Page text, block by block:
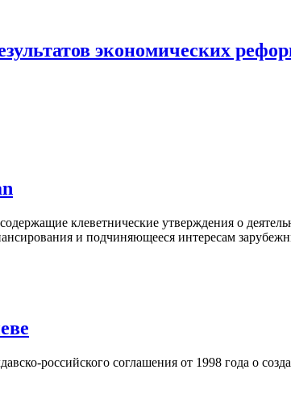
экономических
клеветнические утверждения о
и подчиняющееся интересам
российского соглашения от 1998 года о